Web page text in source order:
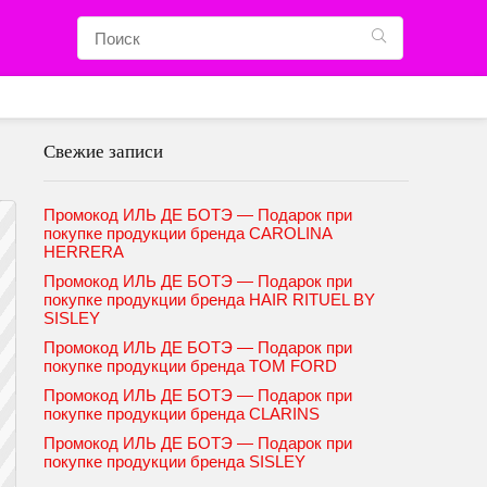
Свежие записи
Промокод ИЛЬ ДЕ БОТЭ — Подарок при
покупке продукции бренда CAROLINA
HERRERA
Промокод ИЛЬ ДЕ БОТЭ — Подарок при
покупке продукции бренда HAIR RITUEL BY
SISLEY
Промокод ИЛЬ ДЕ БОТЭ — Подарок при
покупке продукции бренда TOM FORD
Промокод ИЛЬ ДЕ БОТЭ — Подарок при
покупке продукции бренда CLARINS
Промокод ИЛЬ ДЕ БОТЭ — Подарок при
покупке продукции бренда SISLEY